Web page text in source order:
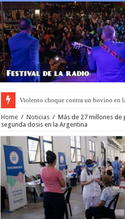
Murió el joven que había sido
Home / Noticias / Más de 27 millones
segunda dosis en la Argentina